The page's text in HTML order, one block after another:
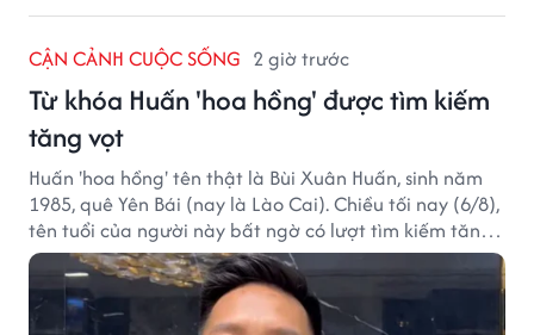
CẬN CẢNH CUỘC SỐNG 2 giờ trước
Từ khóa Huấn 'hoa hồng' được tìm kiếm
tăng vọt
Huấn 'hoa hồng' tên thật là Bùi Xuân Huấn, sinh năm
1985, quê Yên Bái (nay là Lào Cai). Chiều tối nay (6/8),
tên tuổi của người này bất ngờ có lượt tìm kiếm tăng
vọt.